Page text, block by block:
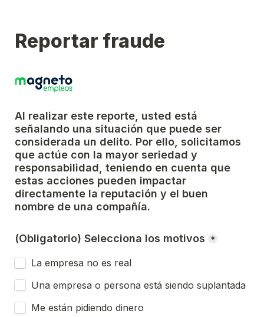
Reportar fraude
Al realizar este reporte, usted está
señalando una situación que puede ser
considerada un delito. Por ello, solicitamos
que actúe con la mayor seriedad y
responsabilidad, teniendo en cuenta que
estas acciones pueden impactar
directamente la reputación y el buen
nombre de una compañía.
(Obligatorio) Selecciona los motivos *
La empresa no es real
Una empresa o persona está siendo suplantada
Me están pidiendo dinero